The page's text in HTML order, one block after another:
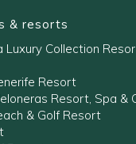
& resorts
Luxury Collection
Resort
Resort, Spa &
& Golf Resort